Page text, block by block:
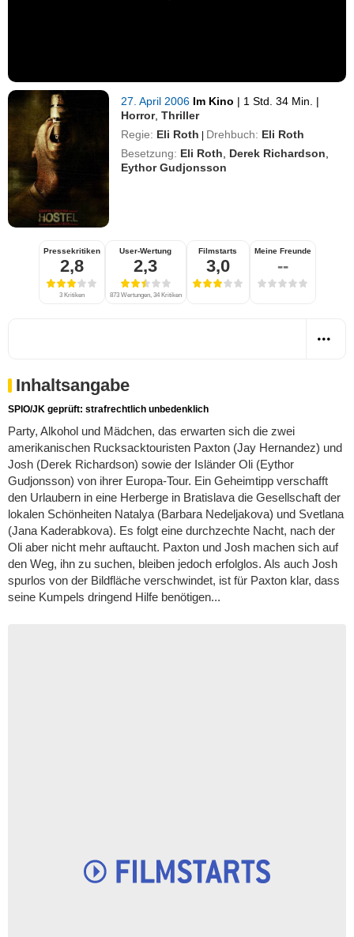
27. April 2006 Im Kino | 1 Std. 34 Min. |
Horror,Thriller
Regie: Eli Roth | Drehbuch: Eli Roth
Besetzung: Eli Roth Derek Richardson
Eythor Gudjonsson
Pressekritiken
2,8
3 Kritiken
User-Wertung
2,3
873 Wertungen, 34 Kritiken
Filmstarts
3,0
Meine Freunde
--
Inhaltsangabe
SPIO/JK geprüft: strafrechtlich unbedenklich
Party, Alkohol und Mädchen, das erwarten sich die zwei
amerikanischen Rucksacktouristen Paxton (Jay Hernandez) und
Josh (Derek Richardson) sowie der Isländer Oli (Eythor
Gudjonsson) von ihrer Europa-Tour. Ein Geheimtipp verschafft
den Urlaubern in eine Herberge in Bratislava die Gesellschaft der
lokalen Schönheiten Natalya (Barbara Nedeljakova) und Svetlana
(Jana Kaderabkova). Es folgt eine durchzechte Nacht, nach der
Oli aber nicht mehr auftaucht. Paxton und Josh machen sich auf
den Weg, ihn zu suchen, bleiben jedoch erfolglos. Als auch Josh
spurlos von der Bildfläche verschwindet, ist für Paxton klar, dass
seine Kumpels dringend Hilfe benötigen...